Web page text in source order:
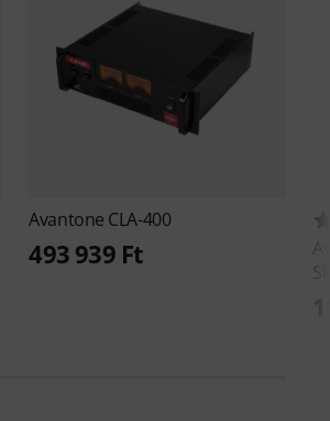
Avantone CLA-400
493 939 Ft